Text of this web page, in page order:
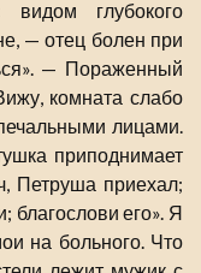
глубокого
— отец болен при
— Пораженный
комната слабо
лицами.
приподнимает
Петруша приехал;
благослови его». Я
на больного. Что